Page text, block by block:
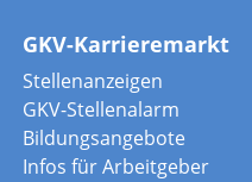
GKV-Karrieremarkt
Stellenanzeigen
GKV-Stellenalarm
Bildungsangebote
Infos für Arbeitgeber